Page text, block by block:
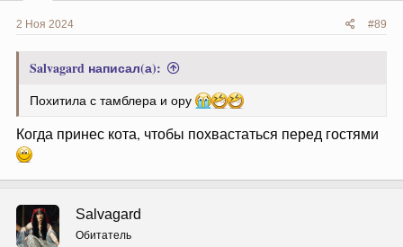
2 Ноя 2024 #89
Salvagard написал(а):
Похитила с тамблера и ору
Когда принес кота, чтобы похвастаться перед гостями
Salvagard
Обитатель